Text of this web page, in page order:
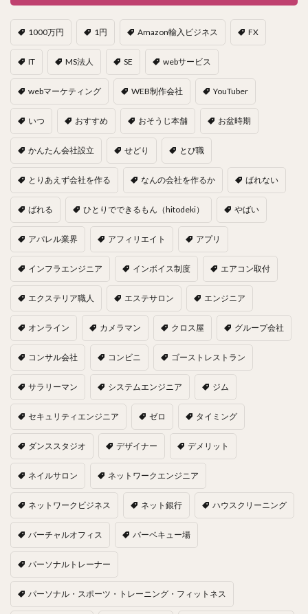
1000万円 1円 Amazon輸入ビジネス FX
IT MS法人 SE webサービス
webマーケティング WEB制作会社 YouTuber
いつ おすすめ おそうじ本舗 お盆時期
かんたん会社設立 せどり とび職
とりあえず会社を作る なんの会社を作るか ばれない
ばれる ひとりでできるもん（hitodeki） やばい
アパレル業界 アフィリエイト アプリ
インフラエンジニア インボイス制度 エアコン取付
エクステリア職人 エステサロン エンジニア
オンライン カメラマン クロス屋 グループ会社
コンサル会社 コンビニ ゴーストレストラン
サラリーマン システムエンジニア ジム
セキュリティエンジニア ゼロ タイミング
ダンススタジオ デザイナー デメリット
ネイルサロン ネットワークエンジニア
ネットワークビジネス ネット銀行 ハウスクリーニング
バーチャルオフィス バーベキュー場
パーソナルトレーナー
パーソナル・スポーツ・トレーニング・フィットネス